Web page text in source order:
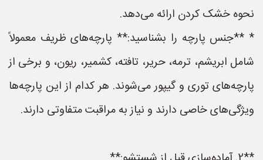
نحوه خشک کردن ارائه می‌دهد.
* **جنس پارچه را بشناسید:** پارچه‌های ظریف معمولاً
شامل ابریشم، ترمه، حریر، تافته، کشمیر، ریون، و برخی از
پارچه‌های توری و گیپور می‌شوند. هر کدام از این پارچه‌ها
ویژگی‌های خاصی دارند و نیاز به مراقبت متفاوتی دارند.